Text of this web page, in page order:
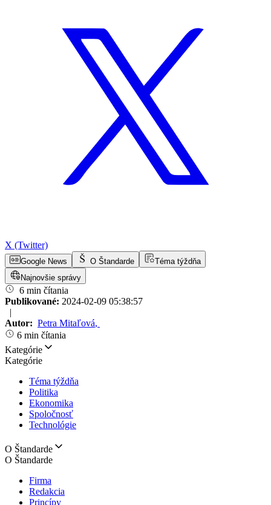
X (Twitter)
Google News O Štandarde
Téma týždňa
Najnovšie správy
6 min čítania
Publikované: 2024-02-09 05:38:57
|
Autor: Petra Mitaľová,
6 min čítania
Kategórie
Kategórie
Téma týždňa
Politika
Ekonomika
Spoločnosť
Technológie
O Štandarde
O Štandarde
Firma
Redakcia
Princípy